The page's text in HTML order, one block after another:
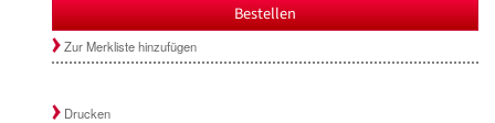
Bestellen
Zur Merkliste hinzufügen
Drucken